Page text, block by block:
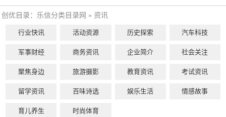
创优目录： 乐信分类目录网 » 资讯
行业快讯 活动资源 历史探索 汽车科技
军事财经 商务资讯 企业简介 社会关注
聚焦身边 旅游摄影 教育资讯 考试资讯
留学资讯 百味诗选 娱乐生活 情感故事
育儿养生 时尚体育